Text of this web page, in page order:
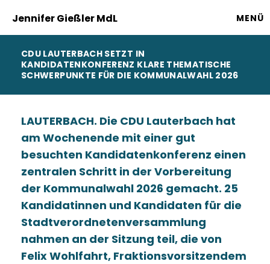
Jennifer Gießler MdL MENÜ
CDU LAUTERBACH SETZT IN
KANDIDATENKONFERENZ KLARE THEMATISCHE
SCHWERPUNKTE FÜR DIE KOMMUNALWAHL 2026
LAUTERBACH. Die CDU Lauterbach hat
am Wochenende mit einer gut
besuchten Kandidatenkonferenz einen
zentralen Schritt in der Vorbereitung
der Kommunalwahl 2026 gemacht. 25
Kandidatinnen und Kandidaten für die
Stadtverordnetenversammlung
nahmen an der Sitzung teil, die von
Felix Wohlfahrt, Fraktionsvorsitzendem